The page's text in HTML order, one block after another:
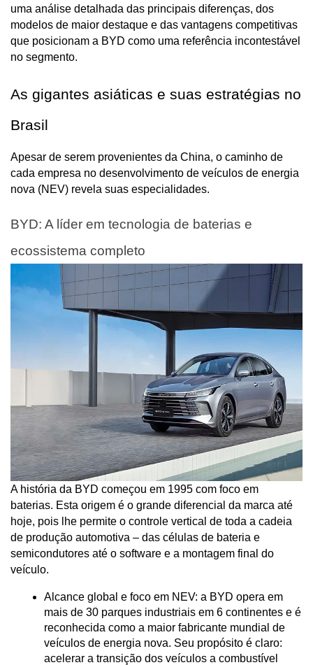
uma análise detalhada das principais diferenças, dos
modelos de maior destaque e das vantagens competitivas
que posicionam a BYD como uma referência incontestável
no segmento.
As gigantes asiáticas e suas estratégias no
Brasil
Apesar de serem provenientes da China, o caminho de
cada empresa no desenvolvimento de veículos de energia
nova (NEV) revela suas especialidades.
BYD: A líder em tecnologia de baterias e
ecossistema completo
A história da BYD começou em 1995 com foco em
baterias. Esta origem é o grande diferencial da marca até
hoje, pois lhe permite o controle vertical de toda a cadeia
de produção automotiva – das células de bateria e
semicondutores até o software e a montagem final do
veículo.
Alcance global e foco em NEV: a BYD opera em
mais de 30 parques industriais em 6 continentes e é
reconhecida como a maior fabricante mundial de
veículos de energia nova. Seu propósito é claro:
acelerar a transição dos veículos a combustível